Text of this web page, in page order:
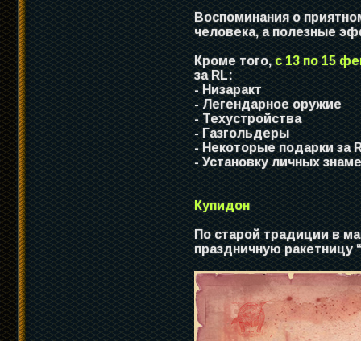
Воспоминания о
человека, а полезные
Кроме того,с 13 по 15
за RL:
- Низаракт
- Легендарное оружие
- Техустройства
- Газгольдеры
- Некоторые подарки за
- Установку личных
Купидон
По старой традиции в
праздничную ракетницу